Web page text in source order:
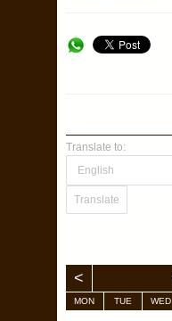
Translate to:
<
MON TUE WED